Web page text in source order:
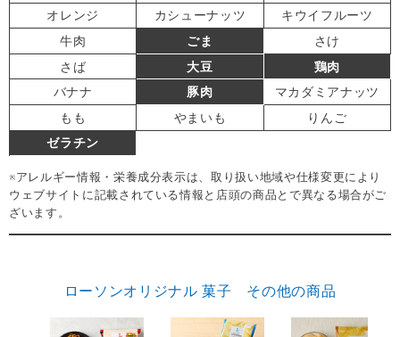
オレンジ
カシューナッツ
キウイフルーツ
牛肉
ごま
さけ
さば
大豆
鶏肉
バナナ
豚肉
マカダミアナッツ
もも
やまいも
りんご
ゼラチン
※アレルギー情報・栄養成分表示は、取り扱い地域や仕様変更により
ウェブサイトに記載されている情報と店頭の商品とで異なる場合がご
ざいます。
ローソンオリジナル 菓子 その他の商品